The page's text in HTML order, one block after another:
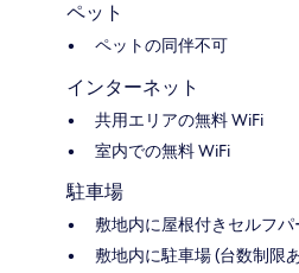
ペット
ペットの同伴不可
インターネット
共用エリアの無料 WiFi
室内での無料 WiFi
駐車場
敷地内に屋根付きセルフパ
敷地内に駐車場 (台数制限